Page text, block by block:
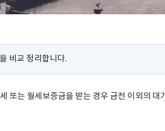
비교 정리합니다.
또는 월세보증금을 받는 경우 금전 이외의 대